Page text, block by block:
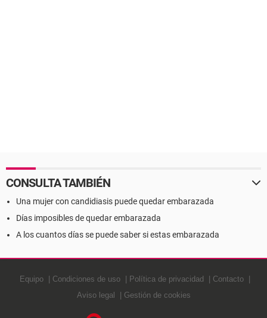
CONSULTA TAMBIÉN
Una mujer con candidiasis puede quedar embarazada
Días imposibles de quedar embarazada
A los cuantos días se puede saber si estas embarazada
Equipo Condiciones de uso Política de privacidad
Contacto
Aviso legal
Gestión de cookies